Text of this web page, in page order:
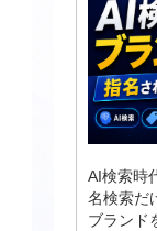
AI検索時
名検索だ
ブランド